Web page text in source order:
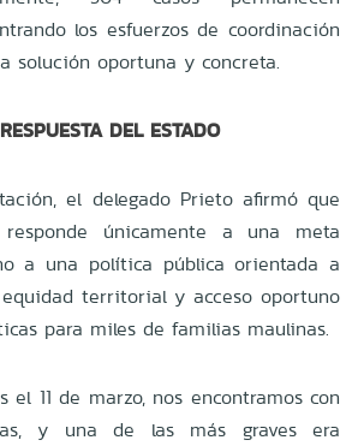
los esfuerzos de coordinación
solución oportuna y concreta.
DEL ESTADO
el delegado Prieto afirmó que
únicamente a una meta
a una política pública orientada a
territorial y acceso oportuno
para miles de familias maulinas.
el 11 de marzo, nos encontramos con
y una de las más graves era